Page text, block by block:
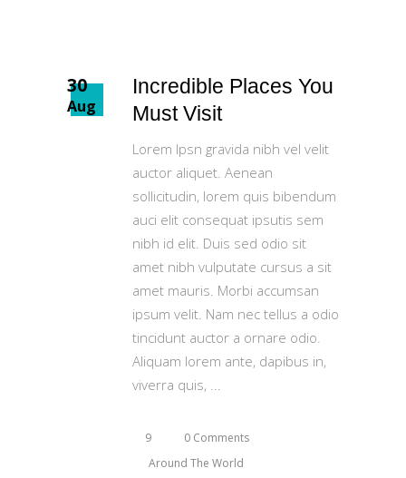
30
Aug
Incredible Places You
Must Visit
Lorem Ipsn gravida nibh vel velit
auctor aliquet. Aenean
sollicitudin, lorem quis bibendum
auci elit consequat ipsutis sem
nibh id elit. Duis sed odio sit
amet nibh vulputate cursus a sit
amet mauris. Morbi accumsan
ipsum velit. Nam nec tellus a odio
tincidunt auctor a ornare odio.
Aliquam lorem ante, dapibus in,
viverra quis,
9
0 Comments
Around The World